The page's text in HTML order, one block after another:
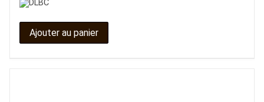
Ajouter au panier